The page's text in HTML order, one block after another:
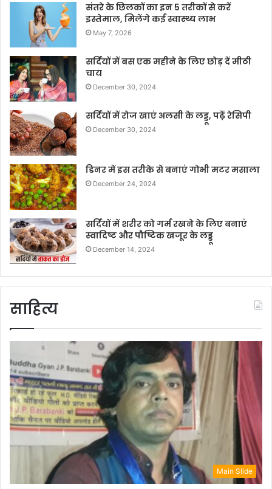
संतरे के छिलकों का इन 5 तरीकों से करें
इस्तेमाल, मिलेंगे कई स्वास्थ्य लाभ
May 7, 2026
सर्दियों में बस एक महीने के लिए छोड़ दें मीठी
चाय
December 30, 2024
सर्दियों में रोज खाएं अलसी के लड्डू, पढ़ें रेसिपी
December 30, 2024
डिनर में इस तरीके से बनाएं गोभी मटर मसाला
December 24, 2024
सर्दियों में शरीर को गर्म रखने के लिए बनाएं
स्वादिष्ट और पौष्टिक खजूर के लड्डू
December 14, 2024
साहित्य
Main Slide